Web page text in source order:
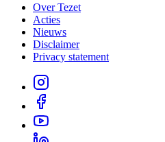
Over Tezet
Acties
Nieuws
Disclaimer
Privacy statement